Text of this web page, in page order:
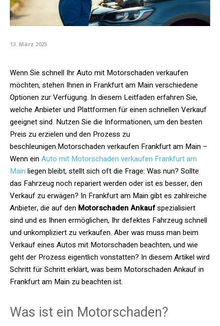
13. März 2025
Wenn Sie schnell Ihr Auto mit Motorschaden verkaufen
möchten, stehen Ihnen in Frankfurt am Main verschiedene
Optionen zur Verfügung. In diesem Leitfaden erfahren Sie,
welche Anbieter und Plattformen für einen schnellen Verkauf
geeignet sind. Nutzen Sie die Informationen, um den besten
Preis zu erzielen und den Prozess zu
beschleunigen.Motorschaden verkaufen Frankfurt am Main –
Wenn einAuto mit Motorschaden verkaufen Frankfurt am
Main liegen bleibt, stellt sich oft die Frage: Was nun? Sollte
das Fahrzeug noch repariert werden oder ist es besser, den
Verkauf zu erwägen? In Frankfurt am Main gibt es zahlreiche
Anbieter, die auf den Motorschaden Ankaufspezialisiert
sind und es Ihnen ermöglichen, Ihr defektes Fahrzeug schnell
und unkompliziert zu verkaufen. Aber was muss man beim
Verkauf eines Autos mit Motorschaden beachten, und wie
geht der Prozess eigentlich vonstatten? In diesem Artikel wird
Schritt für Schritt erklärt, was beim Motorschaden Ankauf in
Frankfurt am Main zu beachten ist.
Was ist ein Motorschaden?